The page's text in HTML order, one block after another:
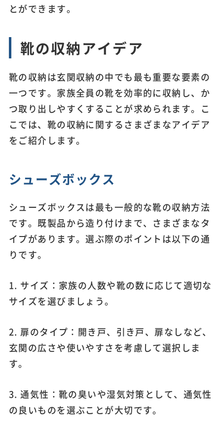
とができます。
靴の収納アイデア
靴の収納は玄関収納の中でも最も重要な要素の
一つです。家族全員の靴を効率的に収納し、か
つ取り出しやすくすることが求められます。こ
こでは、靴の収納に関するさまざまなアイデア
をご紹介します。
シューズボックス
シューズボックスは最も一般的な靴の収納方法
です。既製品から造り付けまで、さまざまなタ
イプがあります。選ぶ際のポイントは以下の通
りです。
1. サイズ：家族の人数や靴の数に応じて適切な
サイズを選びましょう。
2. 扉のタイプ：開き戸、引き戸、扉なしなど、
玄関の広さや使いやすさを考慮して選択しま
す。
3. 通気性：靴の臭いや湿気対策として、通気性
の良いものを選ぶことが大切です。